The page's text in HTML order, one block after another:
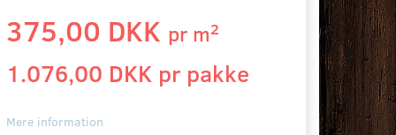
375,00 DKK pr m2
1.076,00 DKK pr pakke
Mere information